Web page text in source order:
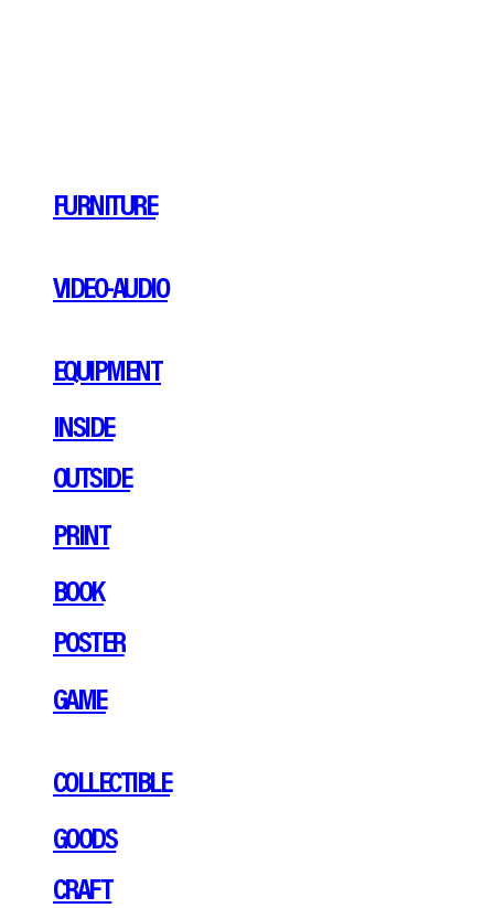
FURNITURE
VIDEO-AUDIO
EQUIPMENT
INSIDE
OUTSIDE
PRINT
BOOK
POSTER
GAME
COLLECTIBLE
GOODS
CRAFT